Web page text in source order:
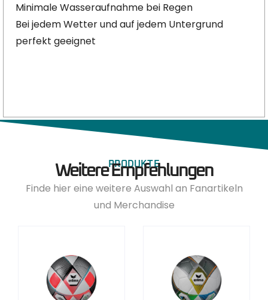
Minimale Wasseraufnahme bei Regen
Bei jedem Wetter und auf jedem Untergrund
perfekt geeignet
PRODUKTE
Weitere Empfehlungen
Finde hier eine weitere Auswahl an Fanartikeln
und Merchandise